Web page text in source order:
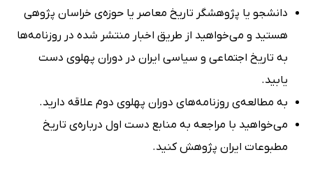
دانشجو یا پژوهشگر تاریخ معاصر یا حوزه‌ی خراسان پژوهی
هستید و می‌خواهید از طریق اخبار منتشر شده در روزنامه‌ها
به تاریخ اجتماعی و سیاسی ایران در دوران پهلوی دست
یابید.
به مطالعه‌ی روزنامه‌های دوران پهلوی دوم علاقه دارید.
می‌خواهید با مراجعه به منابع دست اول درباره‌ی تاریخ
مطبوعات ایران پژوهش کنید.